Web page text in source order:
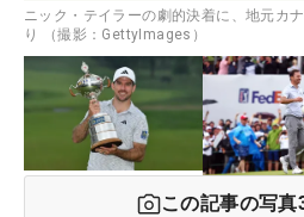
ニック・テイラーの劇的決着に、地元カ
り （撮影：GettyImages）
この記事の写真